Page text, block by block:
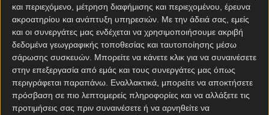
και περιεχόμενο, μέτρηση διαφήμισης και περιεχομένου, έρευνα
ακροατηρίου και ανάπτυξη υπηρεσιών. Με την άδειά σας, εμείς
και οι συνεργάτες μας ενδέχεται να χρησιμοποιήσουμε ακριβή
δεδομένα γεωγραφικής τοποθεσίας και ταυτοποίησης μέσω
σάρωσης συσκευών. Μπορείτε να κάνετε κλικ για να συναινέσετε
στην επεξεργασία από εμάς και τους συνεργάτες μας όπως
περιγράφεται παραπάνω. Εναλλακτικά, μπορείτε να αποκτήσετε
πρόσβαση σε πιο λεπτομερείς πληροφορίες και να αλλάξετε τις
προτιμήσεις σας πριν συναινέσετε ή να αρνηθείτε να
CL Πλέι οφ
Υποβιβασμός
Over / Under Ιράν
Κανονική Περίοδος